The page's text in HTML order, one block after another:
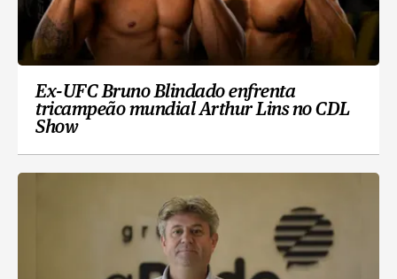
Ex-UFC Bruno Blindado enfrenta
tricampeão mundial Arthur Lins no CDL
Show